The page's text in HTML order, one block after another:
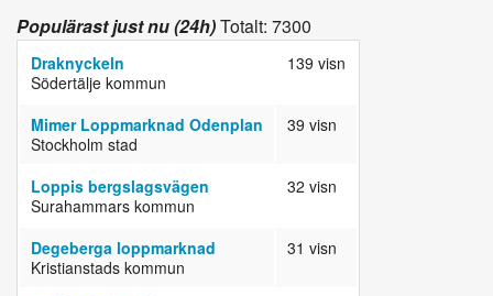
Populärast just nu (24h)Totalt: 7300
Draknyckeln
Södertälje kommun
139 visn
Mimer Loppmarknad Odenplan
Stockholm stad
39 visn
Loppis bergslagsvägen
Surahammars kommun
32 visn
Degeberga loppmarknad
Kristianstads kommun
31 visn